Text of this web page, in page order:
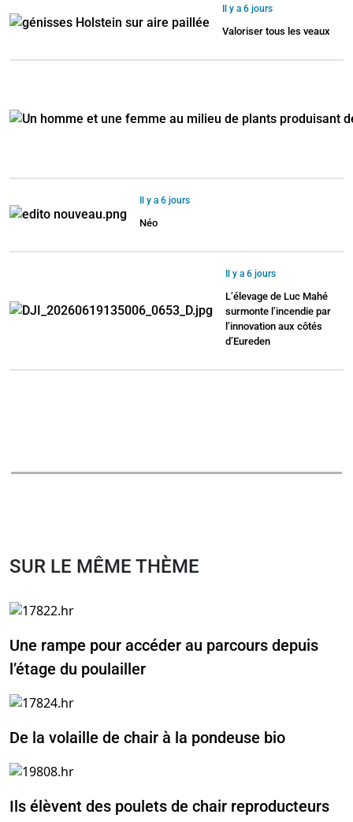
Il y a 6 jours
Valoriser tous les veaux
Il y a 6 jours
Néo
Il y a 6 jours
L’élevage de Luc Mahé
surmonte l’incendie par
l’innovation aux côtés
d’Eureden
SUR LE MÊME THÈME
Une rampe pour accéder au parcours depuis
l’étage du poulailler
De la volaille de chair à la pondeuse bio
Ils élèvent des poulets de chair reproducteurs